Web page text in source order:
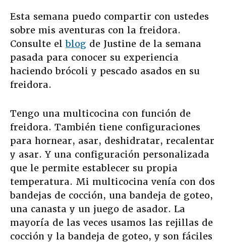
Esta semana puedo compartir con ustedes
sobre mis aventuras con la freidora.
Consulte elblog de Justine de la semana
pasada para conocer su experiencia
haciendo brócoli y pescado asados en su
freidora.
Tengo una multicocina con función de
freidora. También tiene configuraciones
para hornear, asar, deshidratar, recalentar
y asar. Y una configuración personalizada
que le permite establecer su propia
temperatura. Mi multicocina venía con dos
bandejas de cocción, una bandeja de goteo,
una canasta y un juego de asador. La
mayoría de las veces usamos las rejillas de
cocción y la bandeja de goteo, y son fáciles